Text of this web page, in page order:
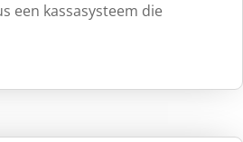
een kassasysteem die